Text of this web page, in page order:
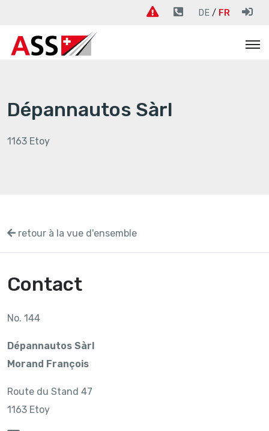
DE FR
Dépannautos Sàrl
1163 Etoy
retour à la vue d'ensemble
Contact
No. 144
Dépannautos Sàrl
Morand François
Route du Stand 47
1163 Etoy